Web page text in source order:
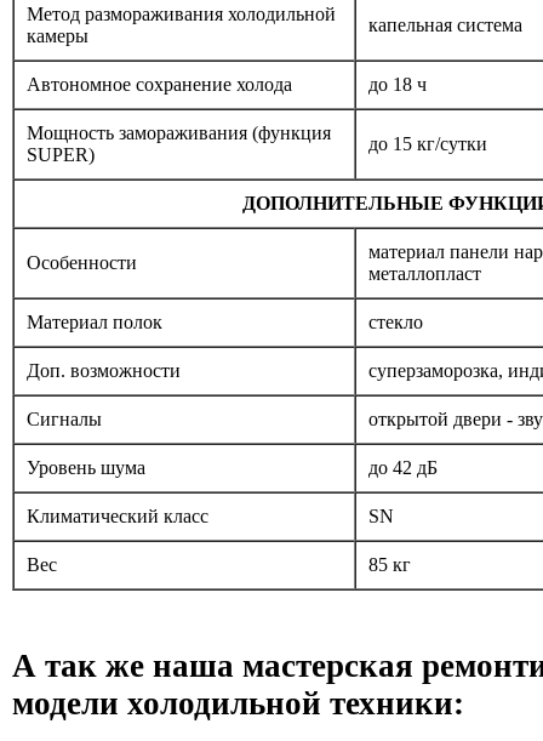
Метод размораживания холодильной
камеры
капельная система
Автономное сохранение холода до 18 ч
Мощность замораживания (функция
SUPER)
до 15 кг/cутки
ДОПОЛНИТЕЛЬНЫЕ
Особенности
материал панели
металлопласт
Материал полок стекло
Доп. возможности суперзаморозка,
Сигналы открытой двери -
Уровень шума до 42 дБ
Климатический класс SN
Вес 85 кг
А так же наша мастерская
модели холодильной техники: